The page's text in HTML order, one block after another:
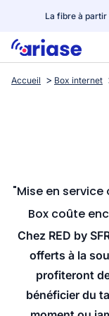
La fibre à
Box internet
Streaming
Accueil Box internet
"Mise en
Box coûte
Chez RED by
offerts à la
profiteront
bénéficier du